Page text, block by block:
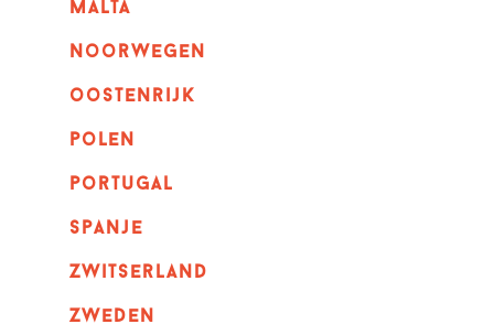
malta
noorwegen
oostenrijk
polen
portugal
spanje
zwitserland
zweden